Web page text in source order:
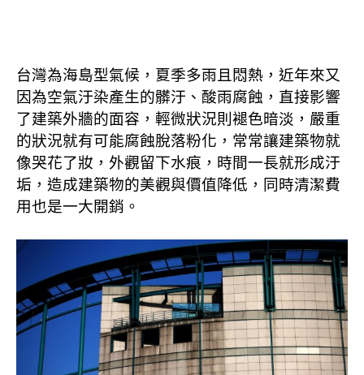
台灣為海島型氣候，夏季多雨且悶熱，近年來又
因為空氣汙染產生的髒汙、酸雨腐蝕，直接影響
了建築外牆的面容，輕微狀況則褪色暗淡，嚴重
的狀況就有可能腐蝕脫落粉化，常常讓建築物就
像哭花了妝，外觀留下水痕，時間一長就形成汙
垢，造成建築物的美觀與價值降低，同時清潔費
用也是一大開銷。